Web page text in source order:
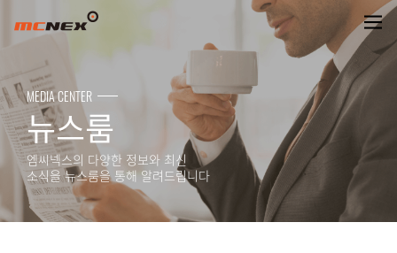
뉴스룸
MEDIA CENTER
뉴스룸
엠씨넥스의 다양한 정보와 최신
소식을 뉴스룸을 통해 알려드립니다